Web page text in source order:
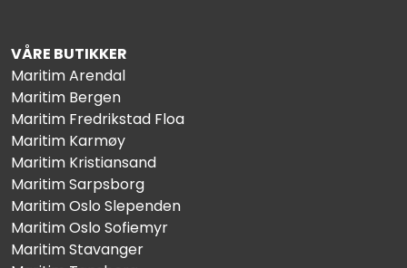
VÅRE BUTIKKER
Maritim Arendal
Maritim Bergen
Maritim Fredrikstad Floa
Maritim Karmøy
Maritim Kristiansand
Maritim Sarpsborg
Maritim Oslo Slependen
Maritim Oslo Sofiemyr
Maritim Stavanger